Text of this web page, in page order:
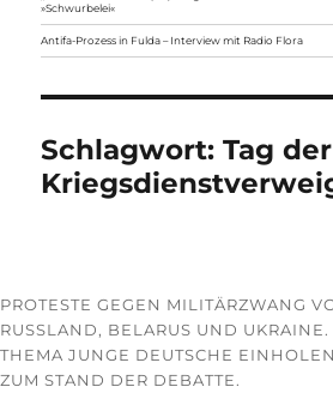
»Schwurbelei«
Antifa-Prozess in Fulda – Interview mit Radio Flora
Schlagwort:Tag der
PROTESTE GEGEN MILITÄRZWANG
RUSSLAND, BELARUS UND
THEMA JUNGE DEUTSCHE
ZUM STAND DER DEBATTE.